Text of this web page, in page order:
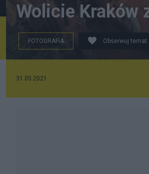
Wolicie Kraków
FOTOGRAFIA Obserwuj temat
31.05.2021